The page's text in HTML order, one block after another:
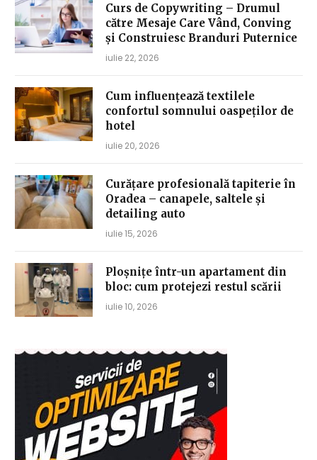
Curs de Copywriting – Drumul
către Mesaje Care Vând, Conving
și Construiesc Branduri Puternice
iulie 22, 2026
Cum influențează textilele
confortul somnului oaspeților de
hotel
iulie 20, 2026
Curățare profesională tapiterie în
Oradea – canapele, saltele și
detailing auto
iulie 15, 2026
Ploșnițe într-un apartament din
bloc: cum protejezi restul scării
iulie 10, 2026